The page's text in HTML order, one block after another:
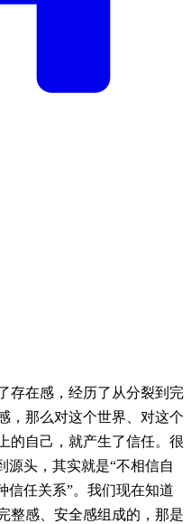
存在感，经历了从分裂到完
，那么对这个世界、对这个
的自己，就产生了信任。很
源头，其实就是“不相信自
信任关系”。我们现在知道
整感、安全感组成的，那是